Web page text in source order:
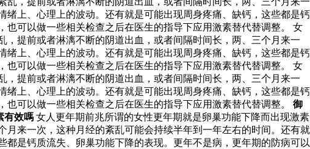
上、心理上的波动。还有就是可能出现周身疼痛、缺钙，这些都是钙
可以做一些相关检查之后在医生的指导下应用激素替代替调整。 女
提前或者淋漓不断的阴道出血，或者间隔时间长，两、三个月来一
上、心理上的波动。还有就是可能出现周身疼痛、缺钙，这些都是钙
可以做一些相关检查之后在医生的指导下应用激素替代替调整。 女
提前或者淋漓不断的阴道出血，或者间隔时间长，两、三个月来一
上、心理上的波动。还有就是可能出现周身疼痛、缺钙，这些都是钙
可以做一些相关检查之后在医生的指导下应用激素替代替调整。 御
有效嗎 女人更年期前兆所谓的女性更年期就是卵巢功能下降而出现激素
来一次，这种月经的紊乱可能会持续半年到一年左右的时间。还有就
是钙质流失、卵巢功能下降的表现。更年不是病，更年期的防病可以